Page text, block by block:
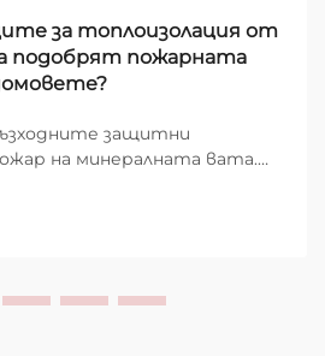
за топлоизолация от
подобрят пожарната
защитни
на минералната вата.
изборът на изолационен
роля за общата